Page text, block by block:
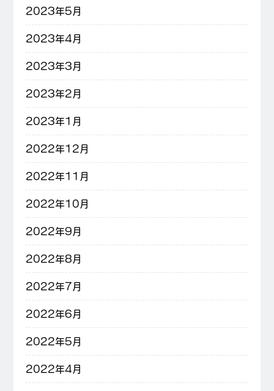
2023年5月
2023年4月
2023年3月
2023年2月
2023年1月
2022年12月
2022年11月
2022年10月
2022年9月
2022年8月
2022年7月
2022年6月
2022年5月
2022年4月